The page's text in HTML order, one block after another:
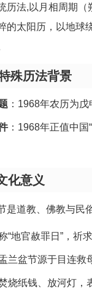
历法,以月相周期
的太阳历，以地球
殊历法背景
：1968年农历为
：1968年正值中国
化意义
是道教、佛教与民
“地官赦罪日”，祈
盂兰盆节源于目连救
焚烧纸钱、放河灯，